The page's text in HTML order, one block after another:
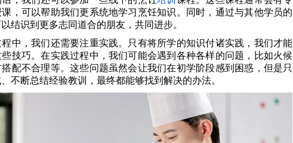
，可以帮助我们更系统地学习烹饪知识。同时，通过与其他学员的
结识到更多志同道合的朋友，共同进步。
中，我们还需要注重实践。只有将所学的知识付诸实践，我们才能
技巧。在实践过程中，我们可能会遇到各种各样的问题，比如火候
配不合理等。这些问题虽然会让我们在初学阶段感到困惑，但是只
不断总结经验教训，最终都能够找到解决的办法。